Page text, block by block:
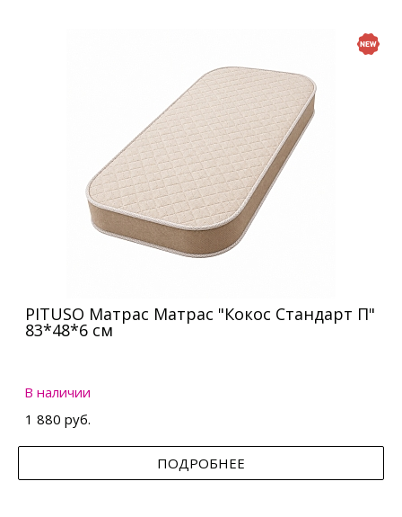
PITUSO Матрас Матрас "Кокос Стандарт П"
83*48*6 см
В наличии
1 880 руб.
ПОДРОБНЕЕ